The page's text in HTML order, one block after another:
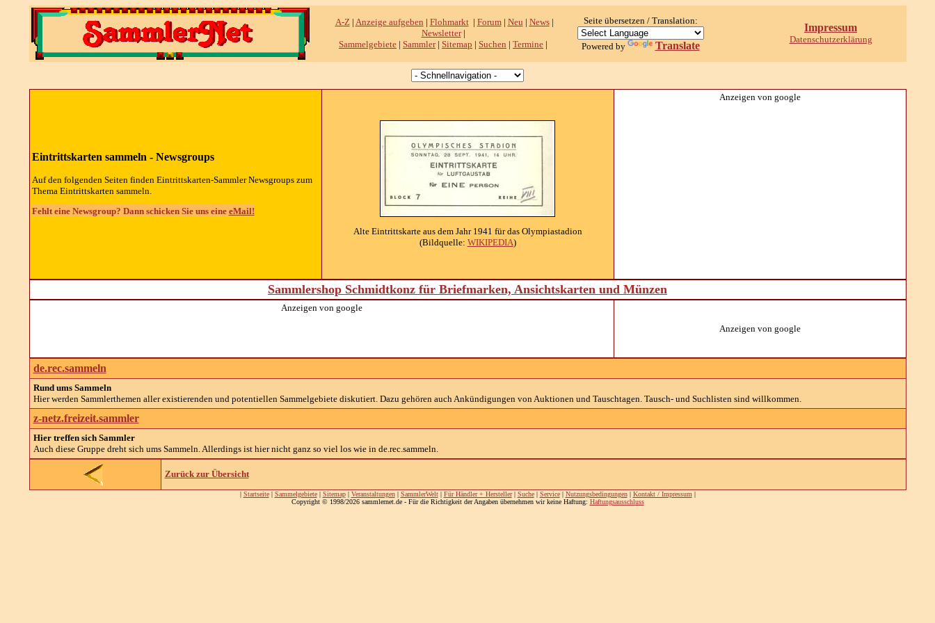
A-Z| Anzeige aufgeben | Flohmarkt| Forum| Neu | News|
Newsletter|
Sammelgebiete | Sammler| Sitemap | Suchen | Termine |
Seite übersetzen / Translation:
Powered by Translate
Impressum
Datenschutzerklärung
Eintrittskarten sammeln - Newsgroups
Auf den folgenden Seiten finden Eintrittskarten-SammlerNewsgroupszum
Thema Eintrittskarten sammeln.
Fehlt eine Newsgroup? Dann schicken Sie uns eine eMail!
Alte Eintrittskarte aus dem Jahr 1941 für das Olympiastadion
(Bildquelle: WIKIPEDIA)
Anzeigen von google
Sammlershop Schmidtkonz für Briefmarken, Ansichtskarten und Münzen
Anzeigen von google
Anzeigen von google
de.rec.sammeln
Rund ums Sammeln
Hier werden Sammlerthemen aller existierenden und potentiellen Sammelgebiete diskutiert. Dazu gehören auch Ankündigungen von Auktionen und Tauschtagen. Tausch- und Suchlisten sind willkommen.
z-netz.freizeit.sammler
Hier treffen sich Sammler
Auch diese Gruppe dreht sich ums Sammeln. Allerdings ist hier nicht ganz so viel los wie in de.rec.sammeln.
Zurück zur Übersicht
| Startseite| Sammelgebiete| Sitemap| Veranstaltungen| SammlerWelt| Für Händler + Hersteller| Suche| Service| Nutzungsbedingungen| Kontakt / Impressum |
Copyright © 1998/2026 sammlernet.de - Für die Richtigkeit der Angaben übernehmen wir keine Haftung: Haftungsausschluss